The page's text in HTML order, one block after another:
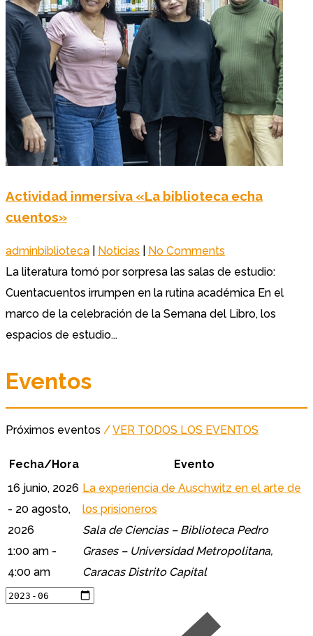
Actividad inmersiva «La biblioteca echa
cuentos»
adminbiblioteca Noticias
No Comments
La literatura tomó por sorpresa las salas de estudio:
Cuentacuentos irrumpen en la rutina académica En el
marco de la celebración de la Semana del Libro, los
espacios de estudio...
Eventos
Próximos eventos /VER TODOS LOS EVENTOS
Fecha/Hora
Evento
16 junio, 2026
- 20 agosto,
2026
1:00 am -
4:00 am
La experiencia de Auschwitz en el arte de
los prisioneros
Sala de Ciencias – Biblioteca Pedro
Grases – Universidad Metropolitana,
Caracas Distrito Capital